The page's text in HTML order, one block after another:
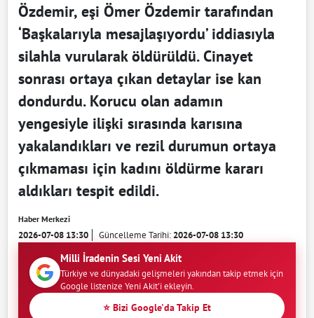
Özdemir, eşi Ömer Özdemir tarafından
‘Başkalarıyla mesajlaşıyordu’ iddiasıyla
silahla vurularak öldürüldü. Cinayet
sonrası ortaya çıkan detaylar ise kan
dondurdu. Korucu olan adamın
yengesiyle ilişki sırasında karısına
yakalandıkları ve rezil durumun ortaya
çıkmaması için kadını öldürme kararı
aldıkları tespit edildi.
Haber Merkezi
2026-07-08 13:30 Güncelleme Tarihi:2026-07-08 13:30
Milli İradenin Sesi Yeni Akit
Türkiye ve dünyadaki gelişmeleri yakından takip etmek için
Google listenize Yeni Akit'i ekleyin.
⭐ Bizi Google'da Takip Et